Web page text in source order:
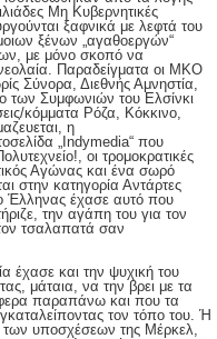
Μη Κυβερνητικές
ξαφνικά με λεφτά του
ξένων „αγαθοεργών“
με μόνο σκοπό να
Παραδείγματα οι ΜΚΟ
Σύνορα, Διεθνής Αμνηστία,
των Συμφωνιών του Ελσίνκι
κόμματα Ρόζα, Κόκκινο,
η
„Indymedia“ που
οι τρομοκρατικές
Αγώνας και ένα σωρό
στην κατηγορία Αντάρτες
Έλληνας έχασε αυτό που
την αγάπη του για τον
τσαλαπατά σαν
έχασε και την ψυχική του
μάταια, να την βρει με τα
παραπάνω και που τα
τον τόπο του. Ή
υποσχέσεων της Μέρκελ,